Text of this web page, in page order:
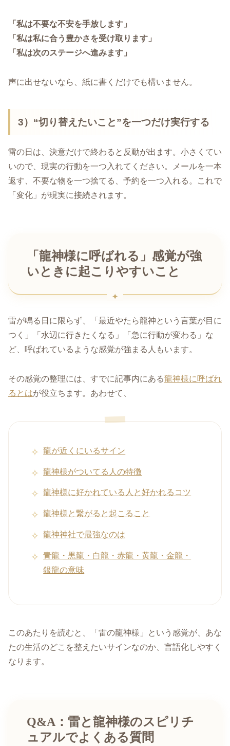
「私は不要な不安を手放します」
「私は私に合う豊かさを受け取ります」
「私は次のステージへ進みます」
声に出せないなら、紙に書くだけでも構いません。
3）“切り替えたいこと”を一つだけ実行する
雷の日は、決意だけで終わると反動が出ます。小さくてい
いので、現実の行動を一つ入れてください。メールを一本
返す、不要な物を一つ捨てる、予約を一つ入れる。これで
「変化」が現実に接続されます。
「龍神様に呼ばれる」感覚が強
いときに起こりやすいこと
雷が鳴る日に限らず、「最近やたら龍神という言葉が目に
つく」「水辺に行きたくなる」「急に行動が変わる」な
ど、呼ばれているような感覚が強まる人もいます。
その感覚の整理には、すでに記事内にある龍神様に呼ばれ
るとはが役立ちます。あわせて、
龍が近くにいるサイン
龍神様がついてる人の特徴
龍神様に好かれている人と好かれるコツ
龍神様と繋がると起こること
龍神神社で最強なのは
青龍・黒龍・白龍・赤龍・黄龍・金龍・
銀龍の意味
このあたりを読むと、「雷の龍神様」という感覚が、あな
たの生活のどこを整えたいサインなのか、言語化しやすく
なります。
Q&A：雷と龍神様のスピリチ
ュアルでよくある質問